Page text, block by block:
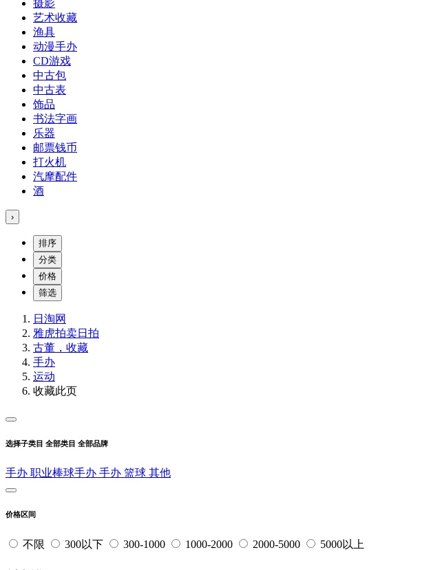
摄影
艺术收藏
渔具
动漫手办
CD游戏
中古包
中古表
饰品
书法字画
乐器
邮票钱币
打火机
汽摩配件
酒
›
排序
分类
价格
筛选
日淘网
雅虎拍卖日拍
古董，收藏
手办
运动
收藏此页
选择子类目 全部类目 全部品牌
手办 职业棒球手办 手办 篮球 其他
价格区间
不限 300以下 300-1000 1000-2000 2000-5000 5000以上